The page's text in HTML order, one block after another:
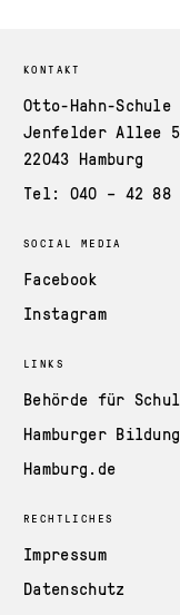
KONTAKT
Otto-Hahn-Schule
Jenfelder Allee
22043 Hamburg
Tel: 040 – 42 88
SOCIAL MEDIA
Facebook
Instagram
LINKS
Behörde für
Hamburger
Hamburg.de
RECHTLICHES
Impressum
Datenschutz